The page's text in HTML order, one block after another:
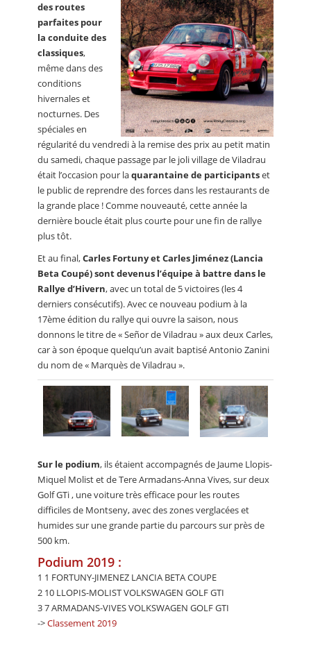
des routes
parfaites pour
la conduite des
classiques,
même dans des
conditions
hivernales et
nocturnes. Des
spéciales en
régularité du vendredi à la remise des prix au petit matin
du samedi, chaque passage par le joli village de Viladrau
était l’occasion pour laquarantaine de participantset
le public de reprendre des forces dans les restaurants de
la grande place ! Comme nouveauté, cette année la
dernière boucle était plus courte pour une fin de rallye
plus tôt.
Et au final,Carles Fortuny et Carles Jiménez (Lancia
Beta Coupé) sont devenus l’équipe à battre dans le
Rallye d’Hivern, avec un total de 5 victoires (les 4
derniers consécutifs). Avec ce nouveau podium à la
17ème édition du rallye qui ouvre la saison, nous
donnons le titre de « Señor de Viladrau » aux deux Carles,
car à son époque quelqu’un avait baptisé Antonio Zanini
du nom de « Marquès de Viladrau ».
Sur le podium, ils étaient accompagnés de Jaume Llopis-
Miquel Molist et de Tere Armadans-Anna Vives, sur deux
Golf GTi , une voiture très efficace pour les routes
difficiles de Montseny, avec des zones verglacées et
humides sur une grande partie du parcours sur près de
500 km.
Podium 2019 :
1 1 FORTUNY-JIMENEZ LANCIA BETA COUPE
2 10 LLOPIS-MOLIST VOLKSWAGEN GOLF GTI
3 7 ARMADANS-VIVES VOLKSWAGEN GOLF GTI
->Classement 2019